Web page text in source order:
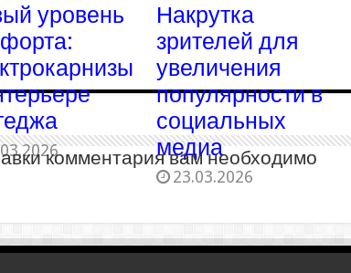
уровень
Накрутка
зрителей для
увеличения
популярности в
социальных
медиа
23.03.2026
комментария вам необходимо